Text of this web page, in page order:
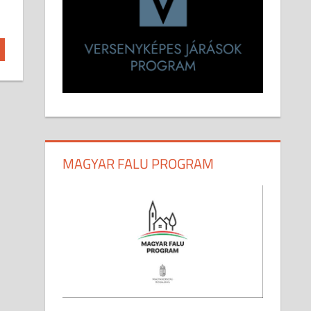
MAGYAR FALU PROGRAM